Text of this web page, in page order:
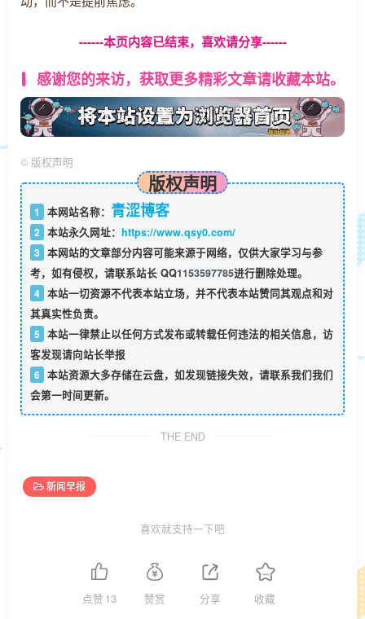
------本页内容已结束，喜欢请分享------
感谢您的来访，获取更多精彩文章请收藏本站。
© 版权声明
版权声明
1 本网站名称： 青涩博客
2 本站永久网址： https://www.qsy0.com/
3 本网站的文章部分内容可能来源于网络，仅供大家学习与参
考，如有侵权，请联系站长 QQ1153597785进行删除处理。
4 本站一切资源不代表本站立场，并不代表本站赞同其观点和对
其真实性负责。
5 本站一律禁止以任何方式发布或转载任何违法的相关信息，访
客发现请向站长举报
6 本站资源大多存储在云盘，如发现链接失效，请联系我们我们
会第一时间更新。
THE END
新闻早报
喜欢就支持一下吧
点赞 13 赞赏 分享 收藏